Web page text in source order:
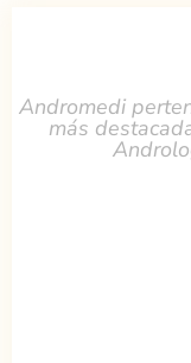
Andromedi
más